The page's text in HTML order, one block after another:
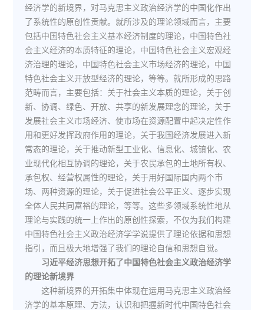
经济学的新境界，对马克思主义政治经济学的中国化作出
了系统性的原创性贡献。就所涉及的理论领域而言，主要
包括中国特色社会主义基本经济制度的理论，中国特色社
会主义经济的本质特征的理论，中国特色社会主义宏观经
济治理的理论，中国特色社会主义市场经济的理论，中国
特色社会主义开放型经济的理论，等等。就所形成的思路
范畴而言，主要包括：关于社会主义本质的理论，关于创
新、协调、绿色、开放、共享的新发展理念的理论，关于
发展社会主义市场经济、使市场在资源配置中起决定性作
用和更好发挥政府作用的理论，关于我国经济发展进入新
常态的理论，关于推动新型工业化、信息化、城镇化、农
业现代化相互协调的理论，关于农民承包的土地所有权、
承包权、经营权属性的理论，关于用好国际国内两个市
场、两种资源的理论，关于促进社会公平正义、逐步实现
全体人民共同富裕的理论，等等。这些多领域系统性地从
理论与实践的统一上作出的原创性探索，不仅为我们构建
中国特色社会主义政治经济学学说提供了理论依据和思想
指引，而且极大地增强了我们的理论自信和思想自觉。
习近平经济思想开拓了中国特色社会主义政治经济学
的理论新境界
这种新境界的开拓集中体现在运用马克思主义政治经
济学的基本原理、方法，认识和把握新时代中国特色社会